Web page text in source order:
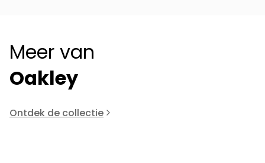
Meer van
Oakley
Ontdek de collectie